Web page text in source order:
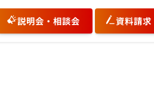
説明会・相談会 資料請求